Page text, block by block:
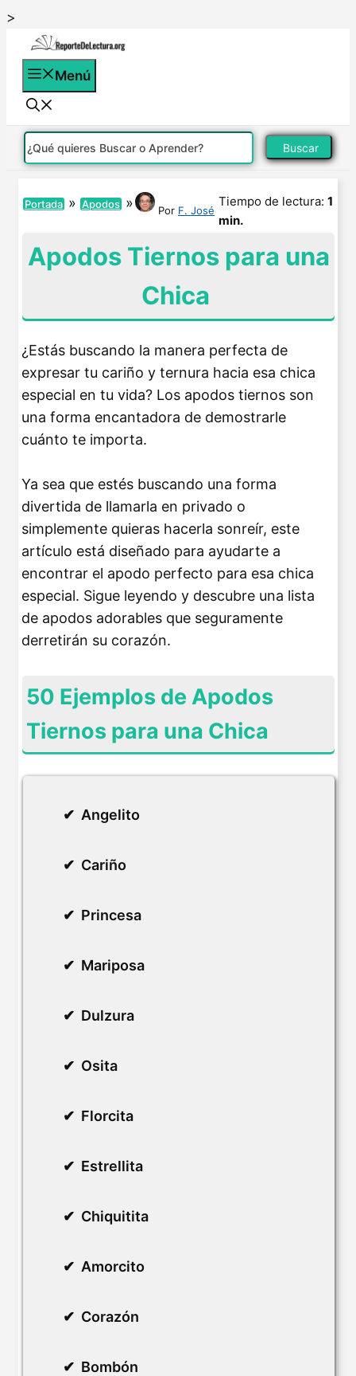
>
contenido
Menú
Buscar
Portada » Apodos » Por F. José
Tiempo de lectura: 1
min.
Apodos Tiernos para una
Chica
¿Estás buscando la manera perfecta de
expresar tu cariño y ternura hacia esa chica
especial en tu vida? Los apodos tiernos son
una forma encantadora de demostrarle
cuánto te importa.
Ya sea que estés buscando una forma
divertida de llamarla en privado o
simplemente quieras hacerla sonreír, este
artículo está diseñado para ayudarte a
encontrar el apodo perfecto para esa chica
especial. Sigue leyendo y descubre una lista
de apodos adorables que seguramente
derretirán su corazón.
50 Ejemplos de Apodos
Tiernos para una Chica
Angelito
Cariño
Princesa
Mariposa
Dulzura
Osita
Florcita
Estrellita
Chiquitita
Amorcito
Corazón
Bombón